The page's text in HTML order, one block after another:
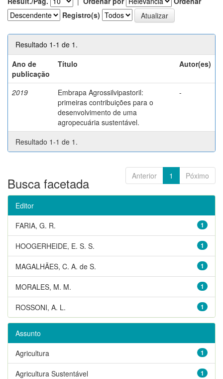
Registro(s)
Resultado 1-1 de 1.
Ano de
publicação
Título Autor(es)
2019
Embrapa Agrossilvipastoril:
primeiras contribuições para o
desenvolvimento de uma
agropecuária sustentável.
-
Resultado 1-1 de 1.
Anterior 1 Póximo
Busca facetada
Editor
1
FARIA, G. R.
1
HOOGERHEIDE, E. S. S.
1
MAGALHÃES, C. A. de S.
1
MORALES, M. M.
1
ROSSONI, A. L.
Assunto
1
Agricultura
1
Agricultura Sustentável